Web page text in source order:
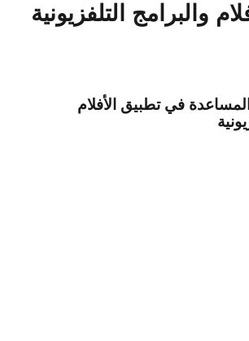
والبرامج التلفزيونية
في تطبيق الأفلام